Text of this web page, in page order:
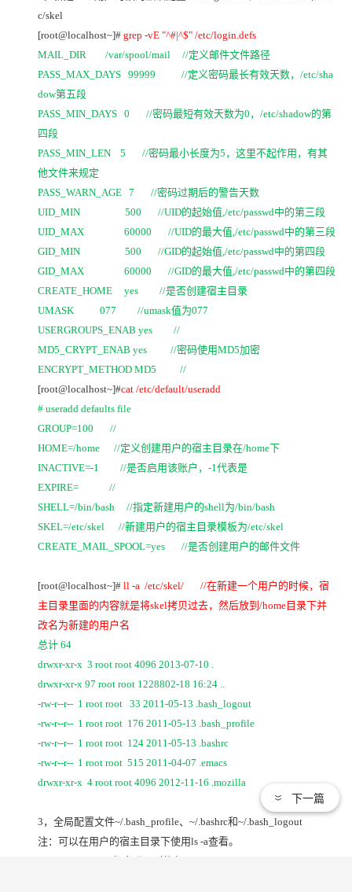
c/skel
[root@localhost~]# grep -vE "^#|^$" /etc/login.defs
MAIL_DIR /var/spool/mail //定义邮件文件路径
PASS_MAX_DAYS 99999 //定义密码最长有效天数，/etc/sha
dow第五段
PASS_MIN_DAYS 0 //密码最短有效天数为0，/etc/shadow的第
四段
PASS_MIN_LEN 5 //密码最小长度为5，这里不起作用，有其
他文件来规定
PASS_WARN_AGE 7 //密码过期后的警告天数
UID_MIN 500 //UID的起始值,/etc/passwd中的第三段
UID_MAX 60000 //UID的最大值,/etc/passwd中的第三段
GID_MIN 500 //GID的起始值,/etc/passwd中的第四段
GID_MAX 60000 //GID的最大值,/etc/passwd中的第四段
CREATE_HOME yes //是否创建宿主目录
UMASK 077 //umask值为077
USERGROUPS_ENAB yes //
MD5_CRYPT_ENAB yes //密码使用MD5加密
ENCRYPT_METHOD MD5 //
[root@localhost~]#cat /etc/default/useradd
# useradd defaults file
GROUP=100 //
HOME=/home //定义创建用户的宿主目录在/home下
INACTIVE=-1 //是否启用该账户，-1代表是
EXPIRE= //
SHELL=/bin/bash //指定新建用户的shell为/bin/bash
SKEL=/etc/skel //新建用户的宿主目录模板为/etc/skel
CREATE_MAIL_SPOOL=yes //是否创建用户的邮件文件
[root@localhost~]# ll -a /etc/skel/ //在新建一个用户的时候，宿
主目录里面的内容就是将skel拷贝过去，然后放到/home目录下并
改名为新建的用户名
总计 64
drwxr-xr-x 3 root root 4096 2013-07-10 .
drwxr-xr-x 97 root root 1228802-18 16:24 ..
-rw-r--r-- 1 root root 33 2011-05-13 .bash_logout
-rw-r--r-- 1 root root 176 2011-05-13 .bash_profile
-rw-r--r-- 1 root root 124 2011-05-13 .bashrc
-rw-r--r-- 1 root root 515 2011-04-07 .emacs
drwxr-xr-x 4 root root 4096 2012-11-16 .mozilla
3， 全局配置文件~/.bash_profile、~/.bashrc和~/.bash_logout
注：可以在用户的宿主目录下使用ls -a查看。
下一篇